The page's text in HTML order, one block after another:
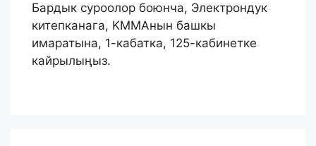
Бардык суроолор боюнча, Электрондук
китепканага, KМMAнын башкы
имаратына, 1-кабатка, 125-кабинетке
кайрылыңыз.